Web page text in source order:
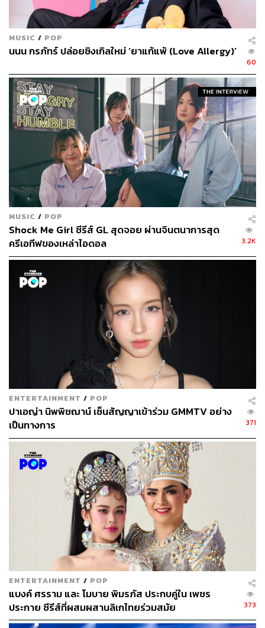
รับชมทีเซอร์แรกได้ที่นี่
TAGS: BNK48 M Pictures
เฌอปราง อารีย์กุล
นนน-กรภัทร์ เกิดพันธุ์
ABOUT THE AUTHOR
สุพัฒน์ ศิวะพรพันธ์
Content Creator ผู้หลงใหลในทุกศาสตร์และ
วัฒนธรรมของประเทศญี่ปุ่น
MUSIC / POP
นนน กรภัทร์ ปล่อยซิงเกิลใหม่ ‘ยาแก้แพ้ (Love Allergy)’
60
MUSIC / POP
Shock Me Girl ซีรีส์ GL สุดจอย ผ่านจินตนาการสุด
ครีเอทีฟของเหล่าไอดอล
3.2K
ENTERTAINMENT / POP
ปาเอญ่า นิพพิชฌาน์ เซ็นสัญญาเข้าร่วม GMMTV อย่าง
เป็นทางการ
371
ENTERTAINMENT / POP
แบงค์ ศรราม และ โมบาย พิมรภัส ประกบคู่ใน เพชร
ประกาย ซีรีส์ที่ผสมผสานลิเกไทยร่วมสมัย
373